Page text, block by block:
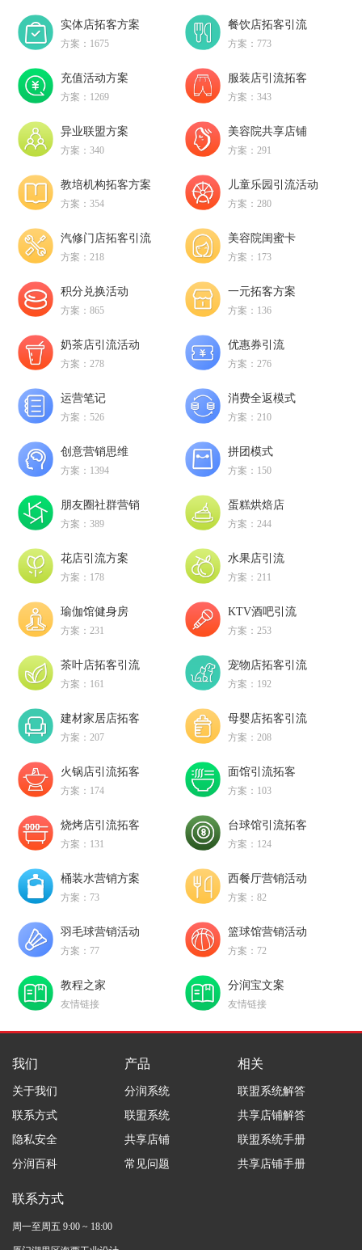
实体店拓客方案
方案：1675
餐饮店拓客引流
方案：773
充值活动方案
方案：1269
服装店引流拓客
方案：343
异业联盟方案
方案：340
美容院共享店铺
方案：291
教培机构拓客方案
方案：354
儿童乐园引流活动
方案：280
汽修门店拓客引流
方案：218
美容院闺蜜卡
方案：173
积分兑换活动
方案：865
一元拓客方案
方案：136
奶茶店引流活动
方案：278
优惠券引流
方案：276
运营笔记
方案：526
消费全返模式
方案：210
创意营销思维
方案：1394
拼团模式
方案：150
朋友圈社群营销
方案：389
蛋糕烘焙店
方案：244
花店引流方案
方案：178
水果店引流
方案：211
瑜伽馆健身房
方案：231
KTV酒吧引流
方案：253
茶叶店拓客引流
方案：161
宠物店拓客引流
方案：192
建材家居店拓客
方案：207
母婴店拓客引流
方案：208
火锅店引流拓客
方案：174
面馆引流拓客
方案：103
烧烤店引流拓客
方案：131
台球馆引流拓客
方案：124
桶装水营销方案
方案：73
西餐厅营销活动
方案：82
羽毛球营销活动
方案：77
篮球馆营销活动
方案：72
教程之家
友情链接
分润宝文案
友情链接
我们
关于我们
联系方式
隐私安全
分润百科
产品
分润系统
联盟系统
共享店铺
常见问题
相关
联盟系统解答
共享店铺解答
联盟系统手册
共享店铺手册
联系方式
周一至周五 9:00 ~ 18:00